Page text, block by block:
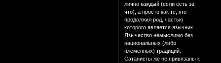
лично каждый (если есть за
что), а просто как те, кто
продолжил род, частью
которого является язычник.
Язычество немыслимо без
национальных (либо
племенных) традиций.
Сатанисты же не привязаны к